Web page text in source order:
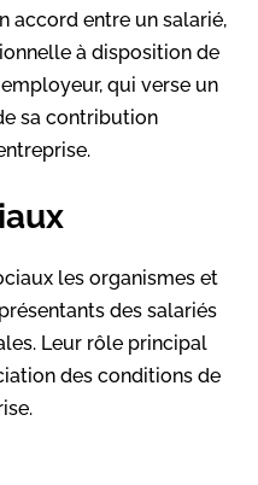
accord entre un salarié,
à disposition de
qui verse un
sa contribution
les organismes et
des salariés
Leur rôle principal
des conditions de